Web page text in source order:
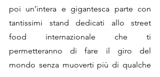
poi un’intera e gigantesca parte con
tantissimi stand dedicati allo street
food internazionale che ti
permetteranno di fare il giro del
mondo senza muoverti più di qualche